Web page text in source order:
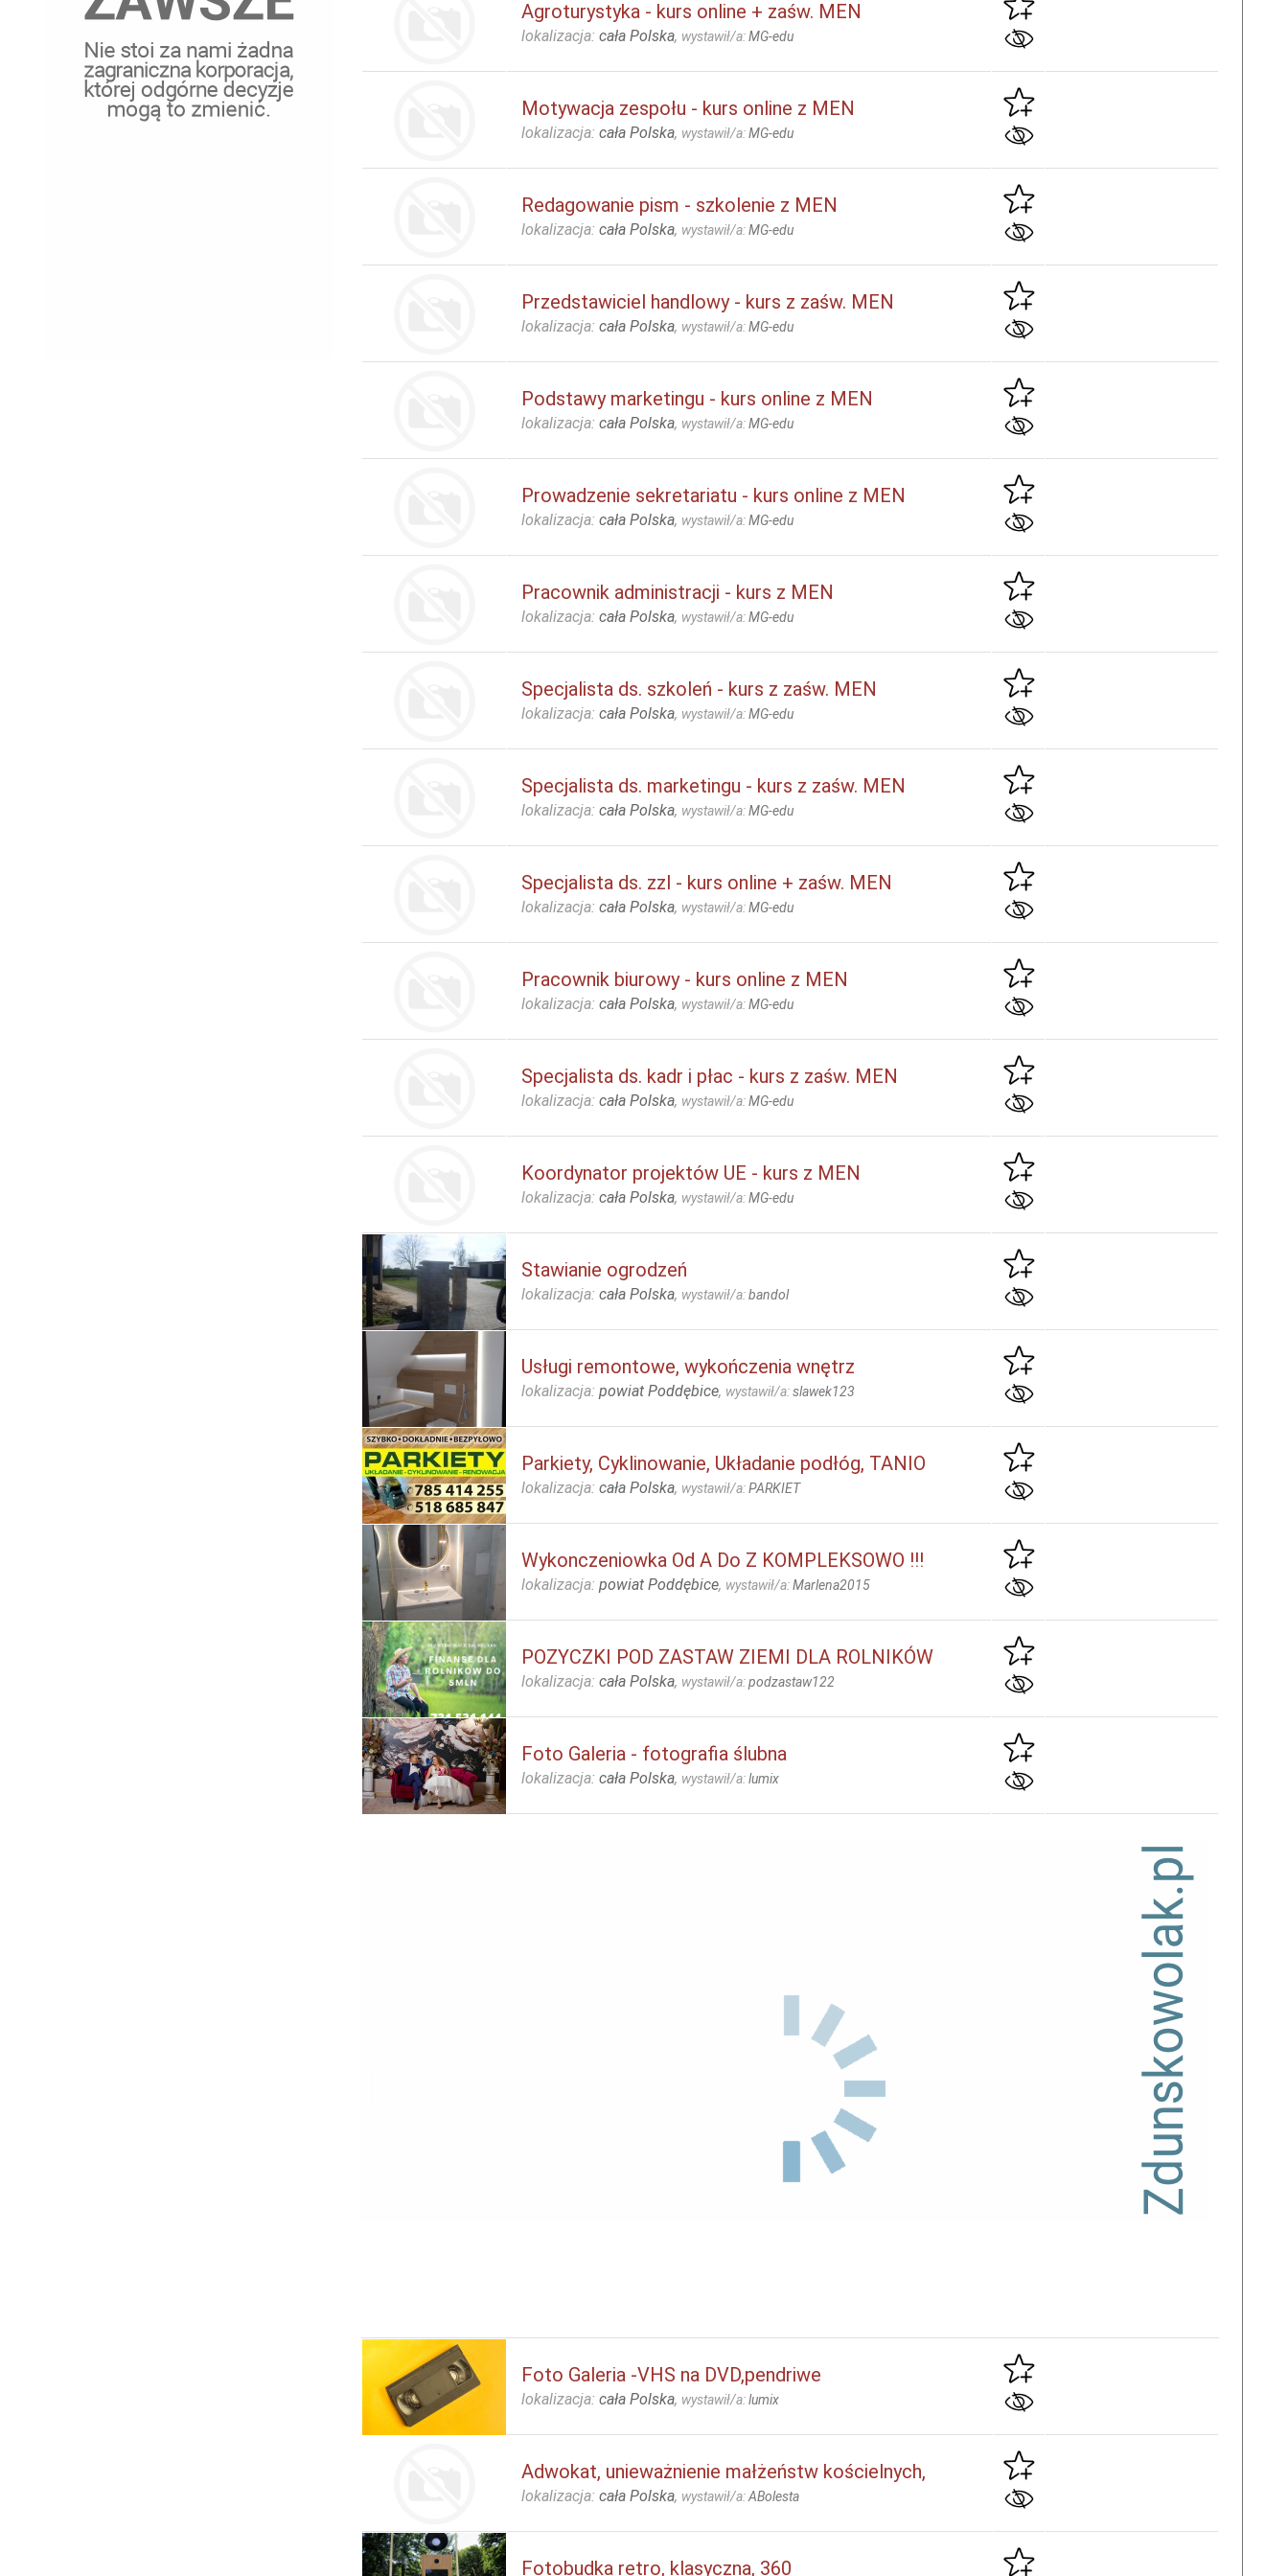
Agroturystyka - kurs online + zaśw. MEN
lokalizacja: cała Polska, wystawił/a:MG-edu
Motywacja zespołu - kurs online z MEN
lokalizacja: cała Polska, wystawił/a:MG-edu
Redagowanie pism - szkolenie z MEN
lokalizacja: cała Polska, wystawił/a:MG-edu
Przedstawiciel handlowy - kurs z zaśw. MEN
lokalizacja: cała Polska, wystawił/a:MG-edu
Podstawy marketingu - kurs online z MEN
lokalizacja: cała Polska, wystawił/a:MG-edu
Prowadzenie sekretariatu - kurs online z MEN
lokalizacja: cała Polska, wystawił/a:MG-edu
Pracownik administracji - kurs z MEN
lokalizacja: cała Polska, wystawił/a:MG-edu
Specjalista ds. szkoleń - kurs z zaśw. MEN
lokalizacja: cała Polska, wystawił/a:MG-edu
Specjalista ds. marketingu - kurs z zaśw. MEN
lokalizacja: cała Polska, wystawił/a:MG-edu
Specjalista ds. zzl - kurs online + zaśw. MEN
lokalizacja: cała Polska, wystawił/a:MG-edu
Pracownik biurowy - kurs online z MEN
lokalizacja: cała Polska, wystawił/a:MG-edu
Specjalista ds. kadr i płac - kurs z zaśw. MEN
lokalizacja: cała Polska, wystawił/a:MG-edu
Koordynator projektów UE - kurs z MEN
lokalizacja: cała Polska, wystawił/a:MG-edu
Stawianie ogrodzeń
lokalizacja: cała Polska, wystawił/a:bandol
Usługi remontowe, wykończenia wnętrz
lokalizacja: powiat Poddębice, wystawił/a:slawek123
Parkiety, Cyklinowanie, Układanie podłóg, TANIO
lokalizacja: cała Polska, wystawił/a:PARKIET
Wykonczeniowka Od A Do Z KOMPLEKSOWO !!!
lokalizacja: powiat Poddębice, wystawił/a:Marlena2015
POZYCZKI POD ZASTAW ZIEMI DLA ROLNIKÓW
lokalizacja: cała Polska, wystawił/a:podzastaw122
Foto Galeria - fotografia ślubna
lokalizacja: cała Polska, wystawił/a:lumix
Foto Galeria -VHS na DVD,pendriwe
lokalizacja: cała Polska, wystawił/a:lumix
Adwokat, unieważnienie małżeństw kościelnych,
lokalizacja: cała Polska, wystawił/a:ABolesta
Fotobudka retro, klasyczna, 360
Serwis RTV, AGD, elektronika i inne
Sprzątanie i oczyszczanie
Tekstylia, kosmetyka i fryzjerstwo
Ubezpieczenia